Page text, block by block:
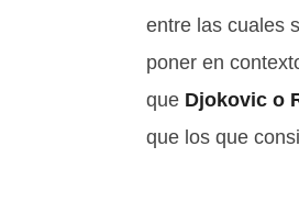
entre las cuales
poner en
que Djokovic o
que los que